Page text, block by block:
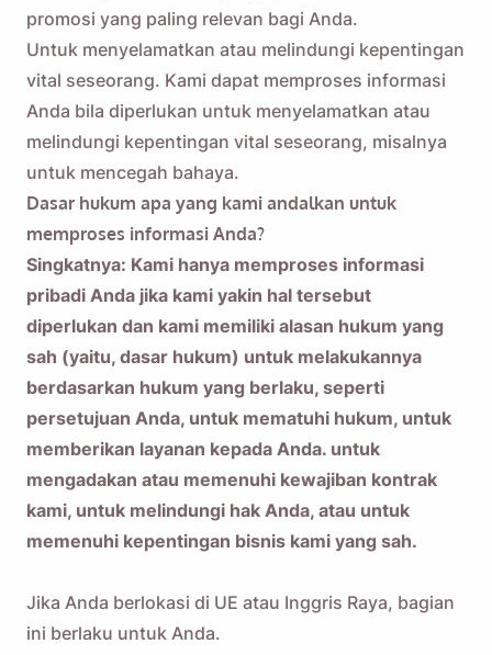
promosi yang paling relevan bagi Anda.
Untuk menyelamatkan atau melindungi kepentingan
vital seseorang. Kami dapat memproses informasi
Anda bila diperlukan untuk menyelamatkan atau
melindungi kepentingan vital seseorang, misalnya
untuk mencegah bahaya.
Dasar hukum apa yang kami andalkan untuk
memproses informasi Anda?
Singkatnya: Kami hanya memproses informasi
pribadi Anda jika kami yakin hal tersebut
diperlukan dan kami memiliki alasan hukum yang
sah (yaitu, dasar hukum) untuk melakukannya
berdasarkan hukum yang berlaku, seperti
persetujuan Anda, untuk mematuhi hukum, untuk
memberikan layanan kepada Anda. untuk
mengadakan atau memenuhi kewajiban kontrak
kami, untuk melindungi hak Anda, atau untuk
memenuhi kepentingan bisnis kami yang sah.
Jika Anda berlokasi di UE atau Inggris Raya, bagian
ini berlaku untuk Anda.